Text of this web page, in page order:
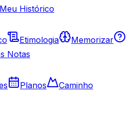
Meu Histórico
Etimologia
Memorizar
Notas
Planos Caminho